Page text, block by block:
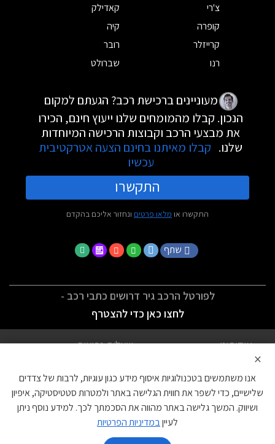
צ'רי
קאדילק
קופרה
קיה
קרייזלר
רובר
רנו
שברולט
מעוניינים ברכישת רכב? הגעתם למקום
הנכון. קבלו מהמומחים שלנו ייעוץ חינם, הכירו
את מבצעי הרכב וקבוצות הרכישה המיוחדות
שלנו. קבלו מאיתנו בחינם הצעה אטרקטיבית
עכשיו
התקשרו
התקשרו או מלאו פרטים ונחזור אליכם בהקדם
שתף
לפורטל הרכב גיר דרושים כתבי רכב -
לחצו כאן כדי להצטרף
אודותינו
שאלות נפוצות
הצהרת נגישות
צור קשר
עוגיות
×
אנו משתמשים בטכנולוגיות איסוף מידע כגון עוגיות, לרבות של צדדים
שלישיים, כדי לשפר את חווית הגלישה באתר ולמטרות סטטיסטיקה, איפיון
ושיווק. המשך גלישה באתר מהווה את הסכמתך לכך. למידע נוסף ניתן
לעייןבמדיניות הפרטיות